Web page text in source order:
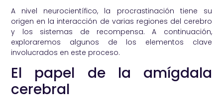
A nivel neurocientífico, la procrastinación tiene su
origen en la interacción de varias regiones del cerebro
y los sistemas de recompensa. A continuación,
exploraremos algunos de los elementos clave
involucrados en este proceso.
El papel de la amígdala
cerebral